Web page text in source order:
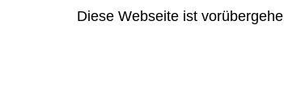
Diese Webseite ist